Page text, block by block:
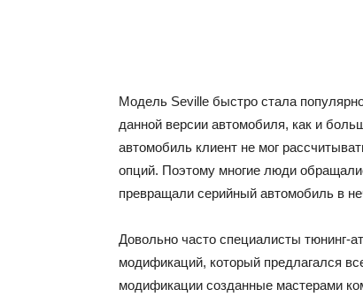
Модель Seville быстро стала
данной версии автомобиля, как и
автомобиль клиент не мог
опций. Поэтому многие люди
превращали серийный автомобиль в
Довольно часто специалисты тюнинг-
модификаций, который предлагался
модификации созданные мастерами